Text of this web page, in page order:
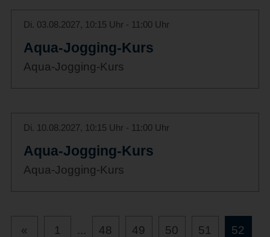
Di. 03.08.2027, 10:15 Uhr - 11:00 Uhr
Aqua-Jogging-Kurs
Aqua-Jogging-Kurs
Di. 10.08.2027, 10:15 Uhr - 11:00 Uhr
Aqua-Jogging-Kurs
Aqua-Jogging-Kurs
« 1 ... 48 49 50 51 52